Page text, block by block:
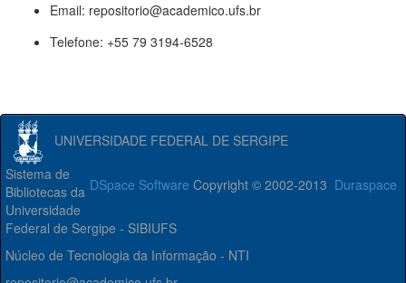
Email: repositorio@academico.ufs.br
Telefone: +55 79 3194-6528
UNIVERSIDADE FEDERAL DE SERGIPE
DSpace Software Copyright © 2002-2013 Duraspace
Sistema de
Bibliotecas da
Universidade
Federal de Sergipe - SIBIUFS
Núcleo de Tecnologia da Informação - NTI